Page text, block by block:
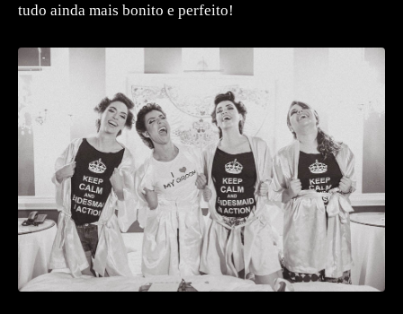
tudo ainda mais bonito e perfeito!